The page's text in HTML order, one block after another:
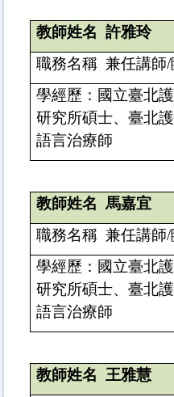
教師姓名 許雅玲
職務名稱 兼任講師/
學經歷：國立臺北
研究所碩士、臺北
語言治療師
教師姓名 馬嘉宜
職務名稱 兼任講師/
學經歷：國立臺北
研究所碩士、臺北
語言治療師
教師姓名
王雅慧